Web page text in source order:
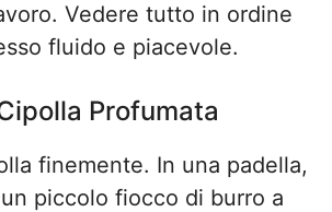
Vedere tutto in ordine
fluido e piacevole.
Profumata
finemente. In una padella,
piccolo fiocco di burro a